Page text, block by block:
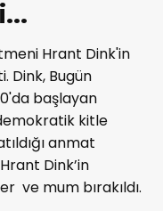
Hrant Dink'in
Dink, Bugün
başlayan
kitle
anmat
Dink’in
ve mum bırakıldı.